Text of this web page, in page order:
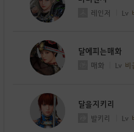
레인저 Lv
달에피는매화
매화 Lv 비
달을지키리
발키리 Lv